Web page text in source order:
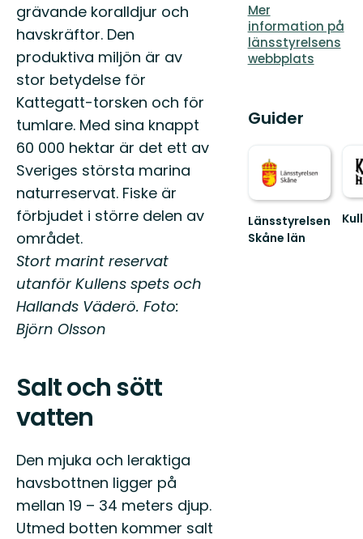
grävande koralldjur och
havskräftor. Den
produktiva miljön är av
stor betydelse för
Kattegatt-torsken och för
tumlare. Med sina knappt
60 000 hektar är det ett av
Sveriges största marina
naturreservat. Fiske är
förbjudet i större delen av
området.
Stort marint reservat
utanför Kullens spets och
Hallands Väderö. Foto:
Björn Olsson
Salt och sött
vatten
Den mjuka och leraktiga
havsbottnen ligger på
mellan 19 – 34 meters djup.
Utmed botten kommer salt
Mer
information på
länsstyrelsens
webbplats
Guider
Länsstyrelsen
Skåne län